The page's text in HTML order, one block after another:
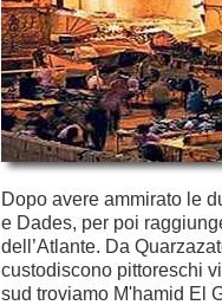
Dopo avere ammirato le
e Dades, per poi
dell’Atlante. Da
custodiscono pittoreschi
sud troviamo M'hamid El